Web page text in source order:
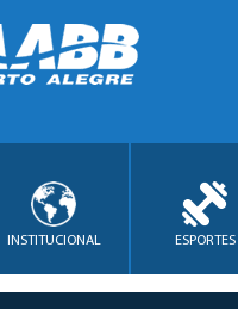
INSTITUCIONAL ESPORTES